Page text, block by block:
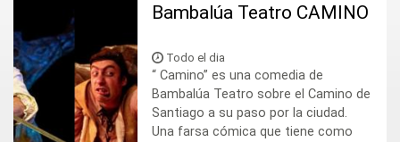
Bambalúa Teatro CAMINO
Todo el dia
“ Camino” es una comedia de
Bambalúa Teatro sobre el Camino de
Santiago a su paso por la ciudad.
Una farsa cómica que tiene como